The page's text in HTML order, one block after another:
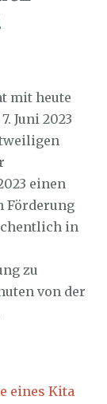
mit heute
Juni 2023
einen
Förderung
in
zu
von der
eines Kita